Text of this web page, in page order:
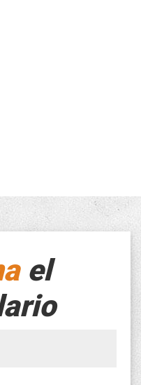
el